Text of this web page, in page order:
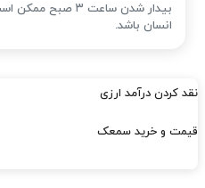
بیدار شدن ساعت ۳
انسان باشد.
نقد کردن درآمد ارزی
قیمت و خرید سمعک